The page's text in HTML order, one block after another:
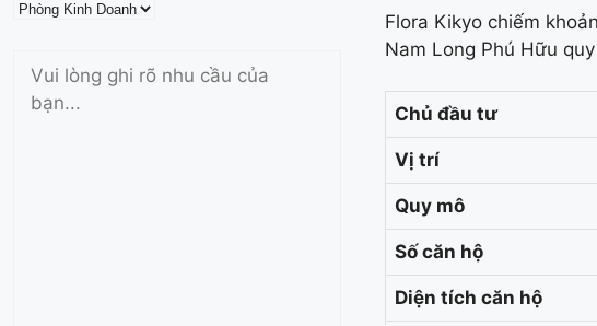
Flora Kikyo chiếm
Nam Long Phú Hữu
Chủ đầu tư
Vị trí
Quy mô
Số căn hộ
Diện tích căn hộ